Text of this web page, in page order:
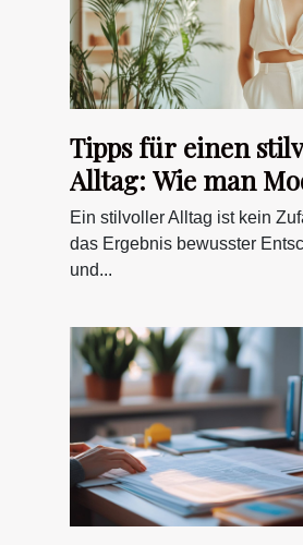
Tipps für einen
Alltag: Wie man
Lebensstil
Ein stilvoller Alltag ist kein
das Ergebnis bewusster
und...